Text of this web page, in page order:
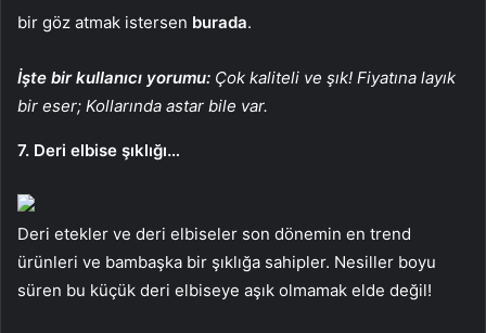
bir göz atmak istersen burada.
İşte bir kullanıcı yorumu: Çok kaliteli ve şık! Fiyatına layık
bir eser; Kollarında astar bile var.
7. Deri elbise şıklığı…
Deri etekler ve deri elbiseler son dönemin en trend
ürünleri ve bambaşka bir şıklığa sahipler. Nesiller boyu
süren bu küçük deri elbiseye aşık olmamak elde değil!